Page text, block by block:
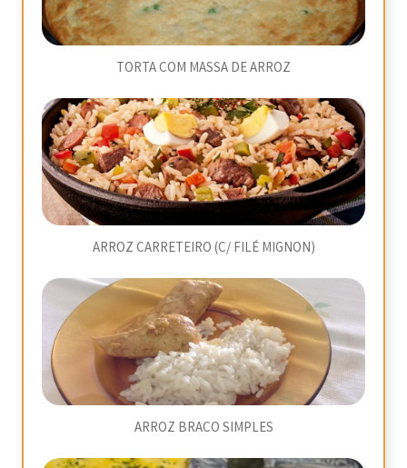
TORTA COM MASSA DE ARROZ
ARROZ CARRETEIRO (C/ FILÉ MIGNON)
ARROZ BRACO SIMPLES